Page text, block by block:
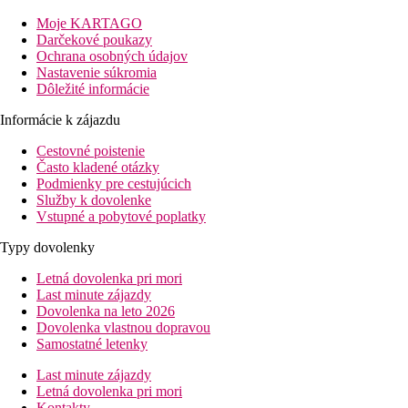
pláže: 500 m Praia do Gorgulho - Gavinas
letisko: 23 km Funchal
centrá: 2,5 km Funchal
nákupných možností: 150 m
Popis izby
Dvojlôžková izba
klimatizácia
TV/sat.
telefón
Wi-Fi (zdarma)
trezor (za poplatok)
mini chladničky
balkón
Ostatné typy izieb(pokiaľ nie je uvedené inak, majú izby vyššie
Dvojposteľová izba, Výhľad mora:
Dvojposteľová izba, Superior, Výhľad mora:
Informácie o hoteli
vstupná hala s recepciou
Moje KARTAGO
Darčekové poukazy
Ochrana osobných údajov
Nastavenie súkromia
Dôležité informácie
Informácie k zájazdu
Cestovné poistenie
Často kladené otázky
Podmienky pre cestujúcich
Služby k dovolenke
Vstupné a pobytové poplatky
Typy dovolenky
Letná dovolenka pri mori
Last minute zájazdy
Dovolenka na leto 2026
Dovolenka vlastnou dopravou
Samostatné letenky
Last minute zájazdy
Letná dovolenka pri mori